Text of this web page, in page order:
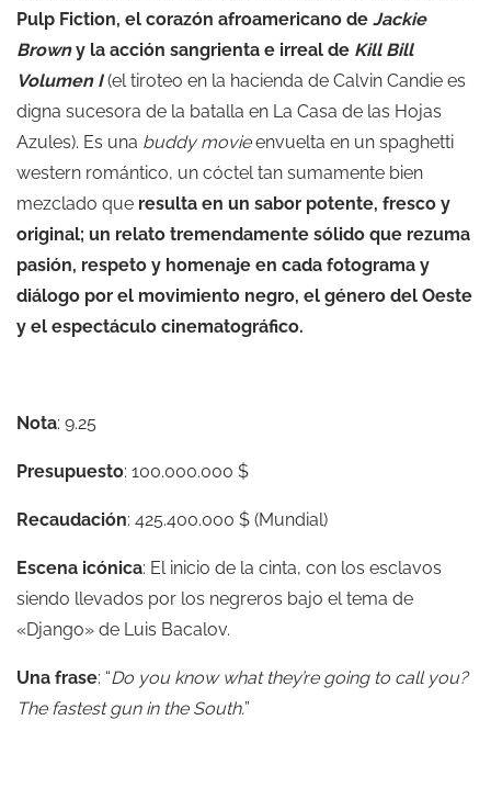
Pulp Fiction, el corazón afroamericano de Jackie
Browny la acción sangrienta e irreal de Kill Bill
Volumen I(el tiroteo en la hacienda de Calvin Candie es
digna sucesora de la batalla en La Casa de las Hojas
Azules). Es una buddy movieenvuelta en un spaghetti
western romántico, un cóctel tan sumamente bien
mezclado que resulta en un sabor potente, fresco y
original; un relato tremendamente sólido que rezuma
pasión, respeto y homenaje en cada fotograma y
diálogo por el movimiento negro, el género del Oeste
y el espectáculo cinematográfico.
Nota: 9.25
Presupuesto: 100.000.000 $
Recaudación: 425.400.000 $ (Mundial)
Escena icónica: El inicio de la cinta, con los esclavos
siendo llevados por los negreros bajo el tema de
«Django» de Luis Bacalov.
Una frase: “Do you know what they’re going to call you?
The fastest gun in the South.”